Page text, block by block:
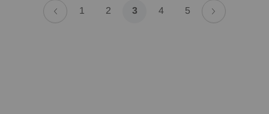
Страница
Назад
Страница
1 Страница
2 В
3 Страница
4 Страница
5
Страница
Напред